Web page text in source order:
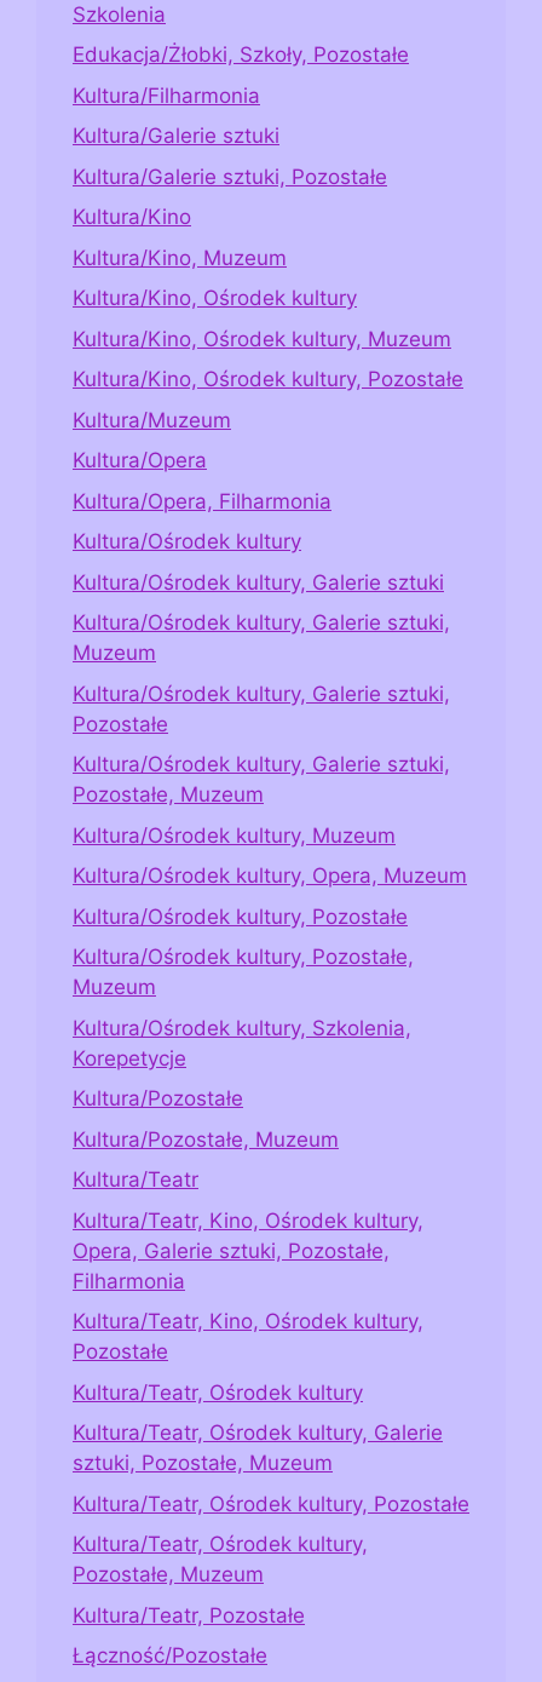
Szkolenia
Edukacja/Żłobki, Szkoły, Pozostałe
Kultura/Filharmonia
Kultura/Galerie sztuki
Kultura/Galerie sztuki, Pozostałe
Kultura/Kino
Kultura/Kino, Muzeum
Kultura/Kino, Ośrodek kultury
Kultura/Kino, Ośrodek kultury, Muzeum
Kultura/Kino, Ośrodek kultury, Pozostałe
Kultura/Muzeum
Kultura/Opera
Kultura/Opera, Filharmonia
Kultura/Ośrodek kultury
Kultura/Ośrodek kultury, Galerie sztuki
Kultura/Ośrodek kultury, Galerie sztuki,
Muzeum
Kultura/Ośrodek kultury, Galerie sztuki,
Pozostałe
Kultura/Ośrodek kultury, Galerie sztuki,
Pozostałe, Muzeum
Kultura/Ośrodek kultury, Muzeum
Kultura/Ośrodek kultury, Opera, Muzeum
Kultura/Ośrodek kultury, Pozostałe
Kultura/Ośrodek kultury, Pozostałe,
Muzeum
Kultura/Ośrodek kultury, Szkolenia,
Korepetycje
Kultura/Pozostałe
Kultura/Pozostałe, Muzeum
Kultura/Teatr
Kultura/Teatr, Kino, Ośrodek kultury,
Opera, Galerie sztuki, Pozostałe,
Filharmonia
Kultura/Teatr, Kino, Ośrodek kultury,
Pozostałe
Kultura/Teatr, Ośrodek kultury
Kultura/Teatr, Ośrodek kultury, Galerie
sztuki, Pozostałe, Muzeum
Kultura/Teatr, Ośrodek kultury, Pozostałe
Kultura/Teatr, Ośrodek kultury,
Pozostałe, Muzeum
Kultura/Teatr, Pozostałe
Łączność/Pozostałe